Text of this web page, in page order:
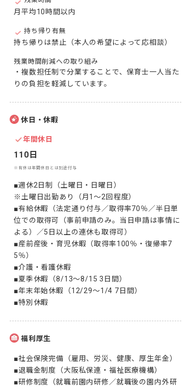
月平均10時間以内
持ち帰り有無
持ち帰りは禁止（本人の希望によって応相談）
残業時間削減への取り組み
・複数担任制で分業することで、保育士一人当た
りの負担を軽減しています。
休日・休暇
年間休日
110日
※有休は年間休日とは別途付与
■週休2日制（土曜日・日曜日）
※土曜日出勤あり（月1～2回程度）
■有給休暇（法定通り付与／取得率70％／半日単
位での取得可（事前申請のみ。当日申請は事情に
よる）／5日以上の連休も取得可）
■産前産後・育児休暇（取得率100％・復帰率7
5％）
■介護・看護休暇
■夏季休暇（8/13～8/15 3日間）
■年末年始休暇（12/29～1/4 7日間）
■特別休暇
福利厚生
■社会保険完備（雇用、労災、健康、厚生年金）
■退職金制度（大阪私保連・福祉医療機構）
■研修制度（就職前園内研修／就職後の園内外研